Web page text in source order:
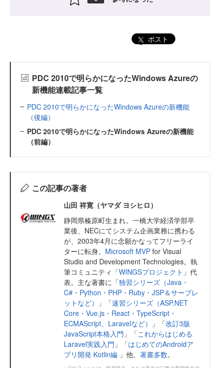
ポスト
PDC 2010で明らかになったWindows Azureの
新機能連載記事一覧
PDC 2010で明らかになったWindows Azureの新機能
（後編）
PDC 2010で明らかになったWindows Azureの新機能
（前編）
この記事の著者
山田 祥寛（ヤマダ ヨシヒロ）
静岡県榛原町生まれ。一橋大学経済学部卒
業後、NECにてシステム企画業務に携わる
が、2003年4月に念願かなってフリーライ
ターに転身。 Microsoft MVP for Visual
Studio and Development Technologies。執
筆コミュニティ「WINGSプロジェクト 」代
表。主な著書に「独習シリーズ（Java・
C#・Python・PHP・Ruby・JSP＆サーブレ
ットなど）
」「速習シリーズ（ASP.NET
Core・Vue.js・React・TypeScript・
ECMAScript、Laravelなど）
」「改訂3版
JavaScript本格入門 」「これからはじめる
Laravel実践入門 」「はじめてのAndroidア
プリ開発 Kotlin編 」他、 著書多数。